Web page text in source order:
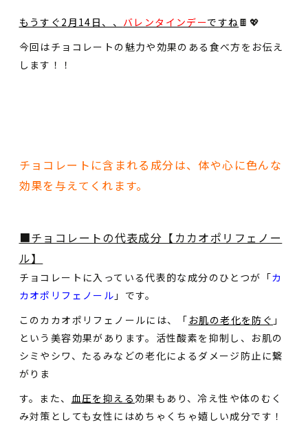
もうすぐ2月14日、、 バレンタインデーですね🍫💖
今回はチョコレートの魅力や効果のある食べ方をお伝え
します！！
チョコレートに含まれる成分は、体や心に色んな
効果を与えてくれます。
■チョコレートの代表成分【カカオポリフェノー
ル】
チョコレートに入っている代表的な成分のひとつが「カ
カオポリフェノール 」です。
このカカオポリフェノールには、「 お肌の老化を防ぐ 」
という美容効果があります。活性酸素を抑制し、お肌の
シミやシワ、たるみなどの老化によるダメージ防止に繋
がりま
す。また、
血圧を抑える 効果もあり、冷え性や体のむく
み対策としても女性にはめちゃくちゃ嬉しい成分です！